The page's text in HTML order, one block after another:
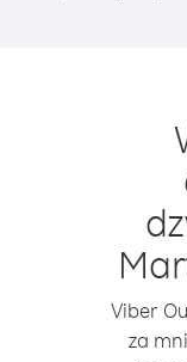
Viber
za